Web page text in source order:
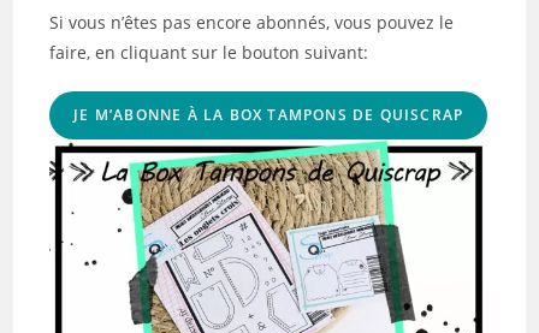
Si vous n’êtes pas encore abonnés, vous pouvez le
faire, en cliquant sur le bouton suivant:
JE M’ABONNE À LA BOX TAMPONS DE QUISCRAP